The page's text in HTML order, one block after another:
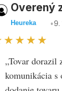
Overený
Heureka •9.
„Tovar dorazil
komunikácia s